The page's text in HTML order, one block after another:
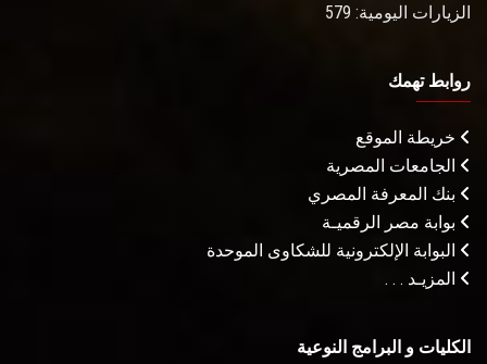
الزيارات اليومية: 579
روابط تهمك
خريطة الموقع
الجامعات المصرية
بنك المعرفة المصري
بوابة مصر الرقميـة
البوابة الإلكترونية للشكاوى الموحدة
المزيـد . . .
الكليات و البرامج النوعية